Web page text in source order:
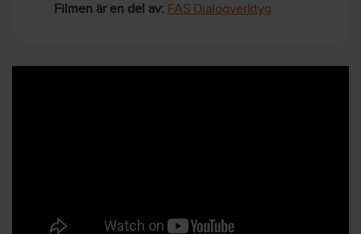
Filmen är en del av: FAS Dialogverktyg